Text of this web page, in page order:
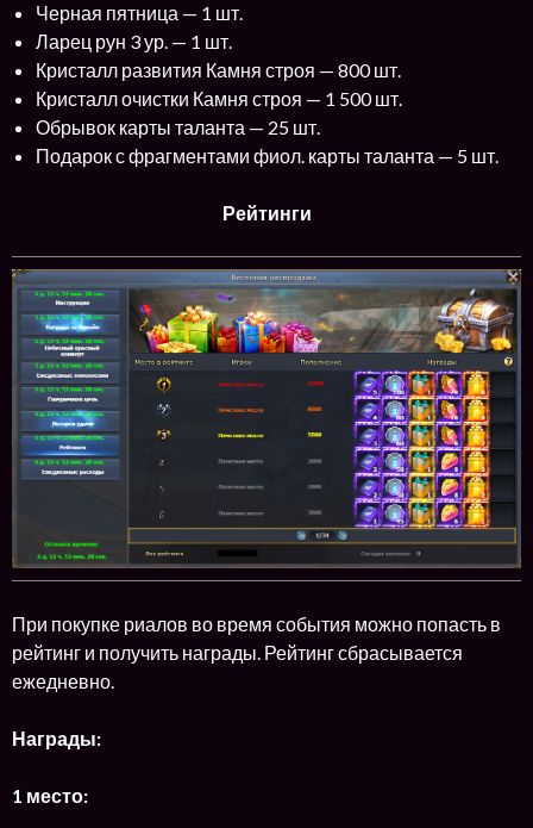
Черная пятница — 1 шт.
Ларец рун 3 ур. — 1 шт.
Кристалл развития Камня строя — 800 шт.
Кристалл очистки Камня строя — 1 500 шт.
Обрывок карты таланта — 25 шт.
Подарок с фрагментами фиол. карты таланта — 5 шт.
Рейтинги
При покупке риалов во время события можно попасть в
рейтинг и получить награды. Рейтинг сбрасывается
ежедневно.
Награды:
1 место: